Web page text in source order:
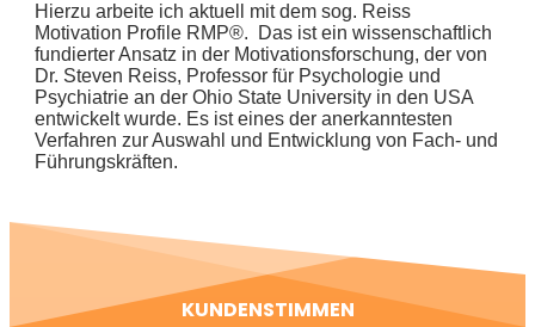
Hierzu arbeite ich aktuell mit dem sog. Reiss
Motivation Profile RMP®. Das ist ein wissenschaftlich
fundierter Ansatz in der Motivations­forschung, der von
Dr. Steven Reiss, Professor für Psychologie und
Psychiatrie an der Ohio State University in den USA
entwickelt wurde. Es ist eines der anerkanntesten
Verfahren zur Auswahl und Entwicklung von Fach- und
Führungskräften.
KUNDENSTIMMEN